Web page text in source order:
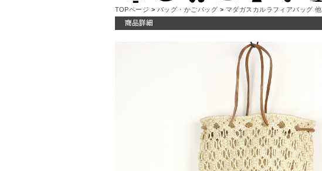
TOPページ > バッグ・かごバッグ > マダガスカルラフィアバッグ 他